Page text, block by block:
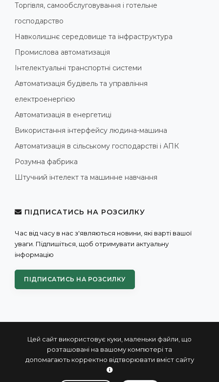
Цей сайт використовує куки, маленьки файли, що
розташовані на вашому компютері та
допомагають корректно відтворювати вміст сайту
Торгівля, самообслуговування і готельне
господарство
Навколишнє середовище та інфраструктура
Промислова автоматизація
Інтелектуальні транспортні системи
Автоматизація будівель та управління
електроенергією
Автоматизація в енергетиці
Використання інтерфейсу людина-машина
Автоматизація в сільському господарстві і АПК
Розумна фабрика
Штучний інтелект та машинне навчання
ПІДПИСАТИСЬ НА РОЗСИЛКУ
Час від часу в нас з'являються новини, які варті вашої
уваги. Підпишіться, щоб отримувати актуальну
інформацію
ПІДПИСАТИСЬ НА РОЗСИЛКУ
© 2004 - 2026 ПРОКСИС™ - промислові комп'ютери та